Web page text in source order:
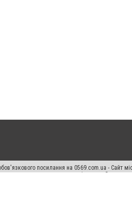
посилання на 0569.com.ua - Сайт
виняткових прав переслідується Законом.